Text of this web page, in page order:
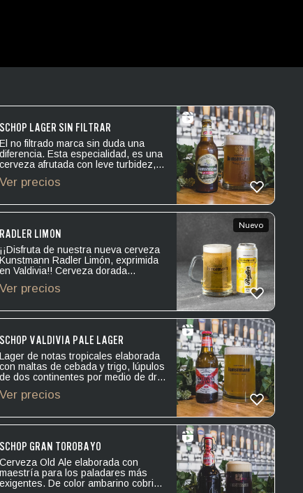
SCHOP LAGER SIN FILTRAR
El no filtrado marca sin duda una
diferencia. Esta especialidad, es una
cerveza afrutada con leve turbidez,
Lager. Amargor: IBU 15. Alcohol:
Ver precios
RADLER LIMÓN
¡¡Disfruta de nuestra nueva cerveza
Kunstmann Radler Limón, exprimida
en Valdivia!! Cerveza dorada
cuerpo ligero de textura liviana y final
y zeste de limón. En boca de
acido suave.
Ver precios
Nuevo
SCHOP VALDIVIA PALE LAGER
Lager de notas tropicales elaborada
con maltas de cebada y trigo, lúpulos
de dos continentes por medio de dry
IBU 28. Alcohol: 5.2º.
Ver precios
SCHOP GRAN TOROBAYO
Cerveza Old Ale elaborada con
maestría para los paladares más
exigentes. De color ambarino cobrizo